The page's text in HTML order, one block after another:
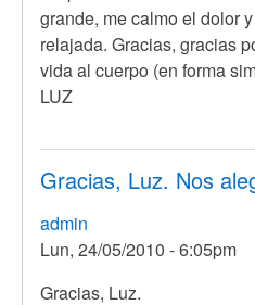
grande, me calmo el dolor
relajada. Gracias, gracias
vida al cuerpo (en forma
LUZ
Gracias, Luz. Nos
admin
Lun, 24/05/2010 - 6:05pm
En
Gracias, Luz.